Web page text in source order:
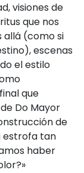
visiones de
que nos
allá (como si
escenas
el estilo
que
Do Mayor
de
estrofa tan
haber